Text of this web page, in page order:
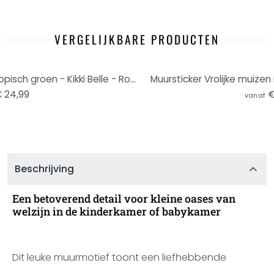
VERGELIJKBARE PRODUCTEN
Jungle dieren Muursticker in tropisch groen - Kikki Belle - Rond
24,99
Muursticker Vrolijke
vanaf
Beschrijving
Een betoverend detail voor kleine oases van
welzijn in de kinderkamer of babykamer
Dit leuke muurmotief toont een liefhebbende